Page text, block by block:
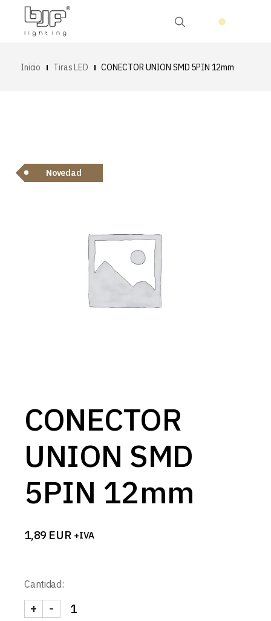
Inicio Tiras LED CONECTOR UNION SMD 5PIN 12mm
Novedad
CONECTOR
UNION SMD
5PIN 12mm
1,89 EUR +IVA
Cantidad:
CONECTOR UNION SMD 5PIN 12mm cantidad
-
+